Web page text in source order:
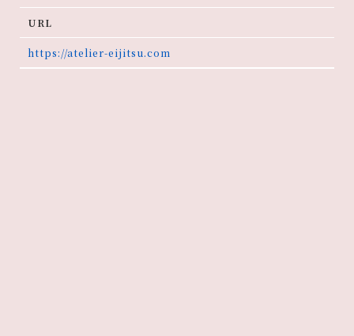
URL
https://atelier-eijitsu.com